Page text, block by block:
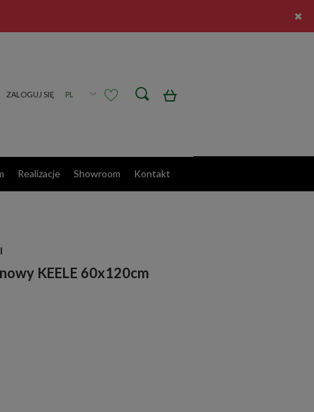
Realizacje Showroom Kontakt
KEELE 60x120cm